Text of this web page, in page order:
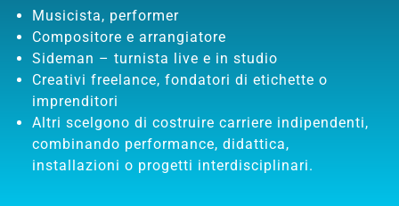
Musicista, performer
Compositore e arrangiatore
Sideman – turnista live e in studio
Creativi freelance, fondatori di etichette o
imprenditori
Altri scelgono di costruire carriere indipendenti,
combinando performance, didattica,
installazioni o progetti interdisciplinari.